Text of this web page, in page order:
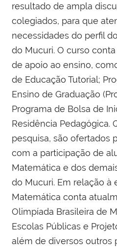
resultado de ampla
colegiados, para que
necessidades do perfil
do Mucuri. O curso
de apoio ao ensino,
de Educação Tutorial;
Ensino de Graduação
Programa de Bolsa de
Residência Pedagógica.
pesquisa, são ofertados
com a participação de
Matemática e dos
do Mucuri. Em relação à
Matemática conta
Olimpíada Brasileira de
Escolas Públicas e
além de diversos outros